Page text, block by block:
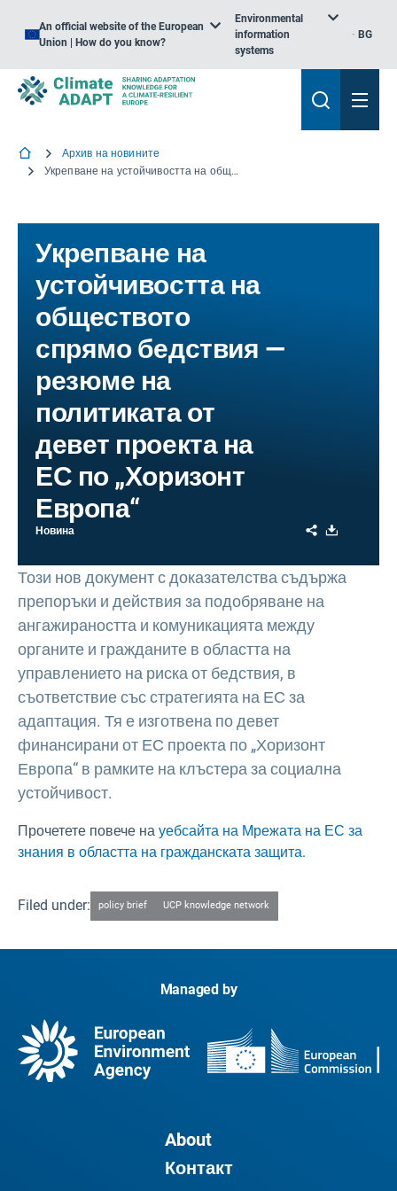
An official website of the European
Union | How do you know?
Environmental
information
systems
BG
Архив на новините
Укрепване на устойчивостта на обществото спрямо бедствия — резюме на политиката от девет проекта на ЕС по „Хоризонт Европа“
Укрепване на
устойчивостта на
обществото
спрямо бедствия —
резюме на
политиката от
девет проекта на
ЕС по „Хоризонт
Европа“
Новина Share
Този нов документ с доказателства съдържа
препоръки и действия за подобряване на
ангажираността и комуникацията между
органите и гражданите в областта на
управлението на риска от бедствия, в
съответствие със стратегията на ЕС за
адаптация. Тя е изготвена по девет
финансирани от ЕС проекта по „Хоризонт
Европа“ в рамките на клъстера за социална
устойчивост.
Прочетете повече на уебсайта на Мрежата на ЕС за
знания в областта на гражданската защита.
Filed under: policy brief UCP knowledge network
Managed by
About
Контакт